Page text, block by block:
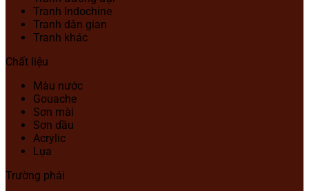
Tranh Indochine
Tranh dân gian
Tranh khác
Chất liệu
Màu nước
Gouache
Sơn mài
Sơn dầu
Acrylic
Lụa
Trường phái